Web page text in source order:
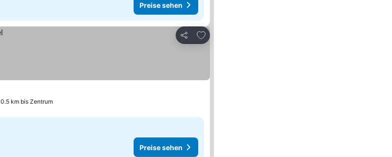
Preise sehen
Teilen
Zu Favoriten hinzufügen
0.5 km bis Zentrum
Preise sehen